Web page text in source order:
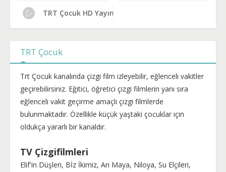
TRT Çocuk HD Yayın Ayarları
TRT Çocuk
Trt Çocuk kanalında çizgi film izleyebilir, eğlenceli vakitler
geçirebilirsiniz. Eğitici, öğretici çizgi filmlerin yanı sıra
eğlenceli vakit geçirme amaçlı çizgi filmlerde
bulunmaktadır. Özellikle küçük yaştaki çocuklar için
oldukça yararlı bir kanaldır.
TV Çizgifilmleri
Elif'in Düşleri, Bİz İkimiz, Arı Maya, Niloya, Su Elçileri,